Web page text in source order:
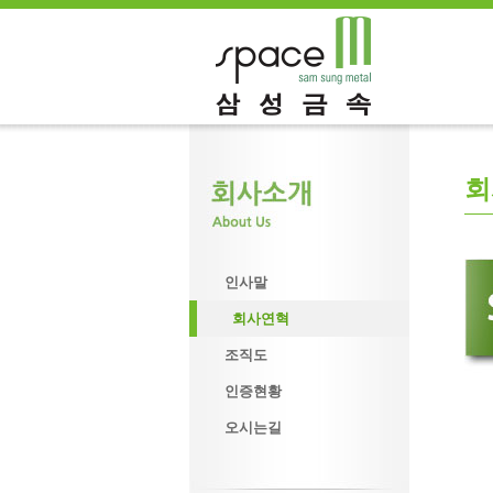
인사말
회사연혁
조직도
인증현황
오시는길